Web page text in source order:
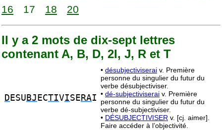
16
17 18 20
Il y a 2 mots de dix-sept lettres
contenant A, B, D, 2I, J, R et T
D ESU BJ ECTIVISE RAI
• désubjectiviserai v. Première
personne du singulier du futur du
verbe désubjectiviser.
• dé-subjectiviserai v. Première
personne du singulier du futur du
verbe dé-subjectiviser.
• DÉSUBJECTIVISER v. [cj. aimer].
Faire accéder à l’objectivité.